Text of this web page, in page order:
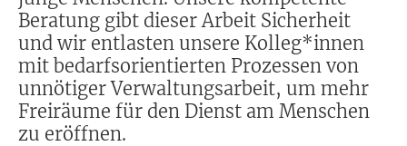
Beratung gibt dieser Arbeit Sicherheit
und wir entlasten unsere Kolleg*innen
mit bedarfsorientierten Prozessen von
unnötiger Verwaltungsarbeit, um mehr
Freiräume für den Dienst am Menschen
zu eröffnen.